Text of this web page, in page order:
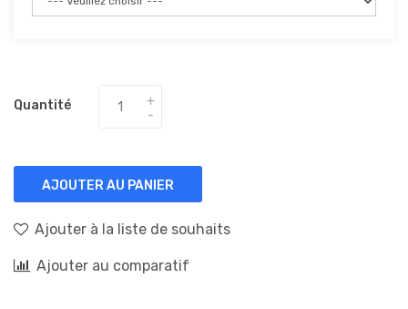
Quantité
AJOUTER AU PANIER
Ajouter à la liste de souhaits
Ajouter au comparatif